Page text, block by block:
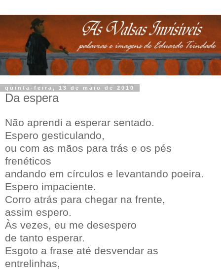
quinta-feira, 13 de maio de 2010
Da espera
Não aprendi a esperar sentado.
Espero gesticulando,
ou com as mãos para trás e os pés
frenéticos
andando em círculos e levantando poeira.
Espero impaciente.
Corro atrás para chegar na frente,
assim espero.
Às vezes, eu me desespero
de tanto esperar.
Esgoto a frase até desvendar as
entrelinhas,